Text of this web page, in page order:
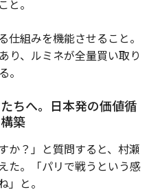
と。
仕組みを機能させること。
り、ルミネが全量買い取り
。
ちへ。日本発の価値循
築
か？」と質問すると、村瀬
た。「パリで戦うという感
」と。